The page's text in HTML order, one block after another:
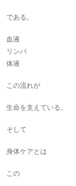
である。
血液
リンパ
体液
この流れが
生命を支えている。
そして
身体ケアとは
この